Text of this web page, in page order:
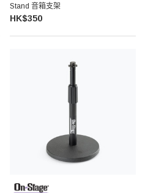
Stand 音箱支架
HK$350